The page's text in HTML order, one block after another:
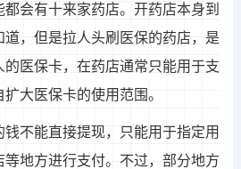
会有十来家药店。开药店本身到
，但是拉人头刷医保的药店，是
医保卡，在药店通常只能用于支
大医保卡的使用范围。
钱不能直接提现，只能用于指定用
地方进行支付。不过，部分地方